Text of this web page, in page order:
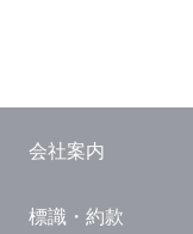
国内観光ガイド
会社案内
標識・約款